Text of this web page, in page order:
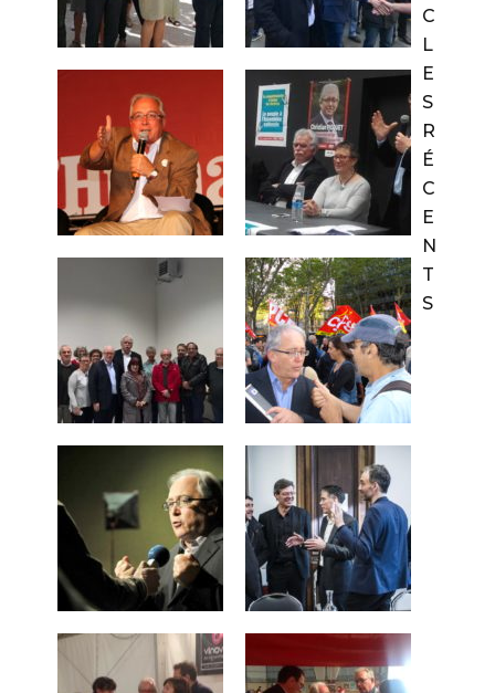
C
L
E
S
R
É
C
E
N
T
S